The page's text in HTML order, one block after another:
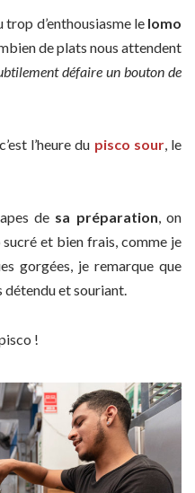
d’enthousiasme le lomo
de plats nous attendent
défaire un bouton de
l’heure du pisco sour, le
de sa préparation, on
et bien frais, comme je
gorgées, je remarque que
détendu et souriant.
!